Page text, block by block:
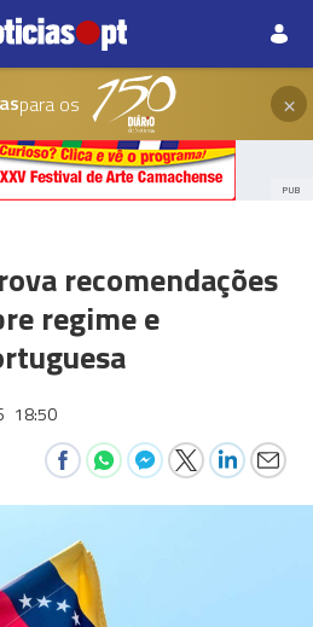
para os ×
PUB
recomendações
regime e
18:50